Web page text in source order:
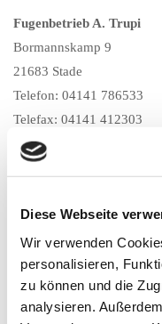
Diese Webseite
Wir verwenden
personalisieren,
zu können und die
analysieren.
Fugenbetrieb A. Trupi
Bormannskamp 9
21683 Stade
Telefon: 04141 786533
Telefax: 04141 412303
Inhaber: Abdye Trupi
Die Europäische
außergerichtliche Online-